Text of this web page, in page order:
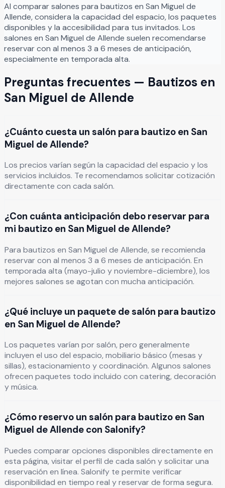
Al comparar salones para bautizos en San Miguel de
Allende, considera la capacidad del espacio, los paquetes
disponibles y la accesibilidad para tus invitados. Los
salones en San Miguel de Allende suelen recomendarse
reservar con al menos 3 a 6 meses de anticipación,
especialmente en temporada alta.
Preguntas frecuentes — Bautizos en
San Miguel de Allende
¿Cuánto cuesta un salón para bautizo en San
Miguel de Allende?
Los precios varían según la capacidad del espacio y los
servicios incluidos. Te recomendamos solicitar cotización
directamente con cada salón.
¿Con cuánta anticipación debo reservar para
mi bautizo en San Miguel de Allende?
Para bautizos en San Miguel de Allende, se recomienda
reservar con al menos 3 a 6 meses de anticipación. En
temporada alta (mayo-julio y noviembre-diciembre), los
mejores salones se agotan con mucha anticipación.
¿Qué incluye un paquete de salón para bautizo
en San Miguel de Allende?
Los paquetes varían por salón, pero generalmente
incluyen el uso del espacio, mobiliario básico (mesas y
sillas), estacionamiento y coordinación. Algunos salones
ofrecen paquetes todo incluido con catering, decoración
y música.
¿Cómo reservo un salón para bautizo en San
Miguel de Allende con Salonify?
Puedes comparar opciones disponibles directamente en
esta página, visitar el perfil de cada salón y solicitar una
reservación en línea. Salonify te permite verificar
disponibilidad en tiempo real y reservar de forma segura.